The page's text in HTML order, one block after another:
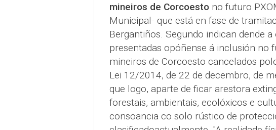
mineiros de Corcoestono futuro
Municipal- que está en fase de
Bergantiños. Segundo indican dende
presentadas opóñense á inclusión no
mineiros de Corcoesto cancelados
Lei 12/2014, de 22 de decembro, de
que logo, aparte de ficar arestora
forestais, ambientais, ecolóxicos e
consoancia co solo rústico de